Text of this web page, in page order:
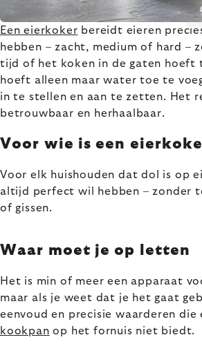
Een eierkoker bereidt eieren
hebben – zacht, medium of hard –
tijd of het koken in de gaten hoeft
hoeft alleen maar water toe te
in te stellen en aan te zetten. Het
betrouwbaar en herhaalbaar.
Voor wie is een
Voor elk huishouden dat dol is op
altijd perfect wil hebben – zonder
of gissen.
Waar moet je op letten
Het is min of meer een apparaat
maar als je weet dat je het gaat
eenvoud en precisie waarderen die
kookpan op het fornuis niet biedt.